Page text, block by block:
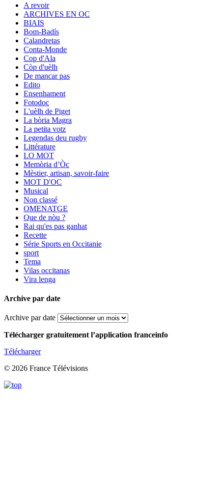
A revoir
ARCHIVES EN OC
BIAIS
Bom-Badís
Calandretas
Conta-Monde
Cop d'Ala
Còp d'uèlh
De mancar pas
Edito
Ensenhament
Fotodoc
L'uèlh de Piget
La bòria Magra
La petita votz
Legendas deu rugby
Littérature
LO MOT
Memòria d’Òc
Mèstier, artisan, savoir-faire
MOT D'OC
Musical
Non classé
OMENATGE
Que de nòu ?
Rai qu'es pas ganhat
Recette
Série Sports en Occitanie
sport
Tema
Vilas occitanas
Vira lenga
Archive par date
Archive par date
Télécharger gratuitement l’application franceinfo
Télécharger
© 2026 France Télévisions